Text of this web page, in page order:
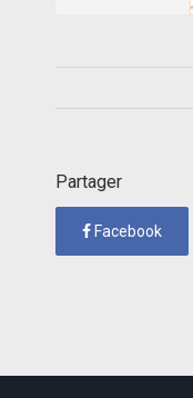
Partager
Facebook